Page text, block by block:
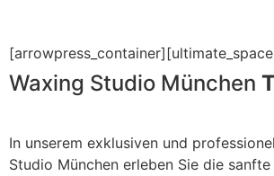
Waxing Studio München
In unserem exklusiven und
Studio München erleben Sie die